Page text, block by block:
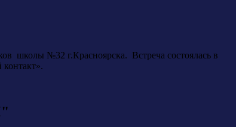
школы №32 г.Красноярска. Встреча состоялась в